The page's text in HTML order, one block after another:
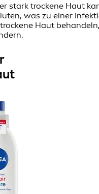
stark trockene Haut
was zu einer
Haut